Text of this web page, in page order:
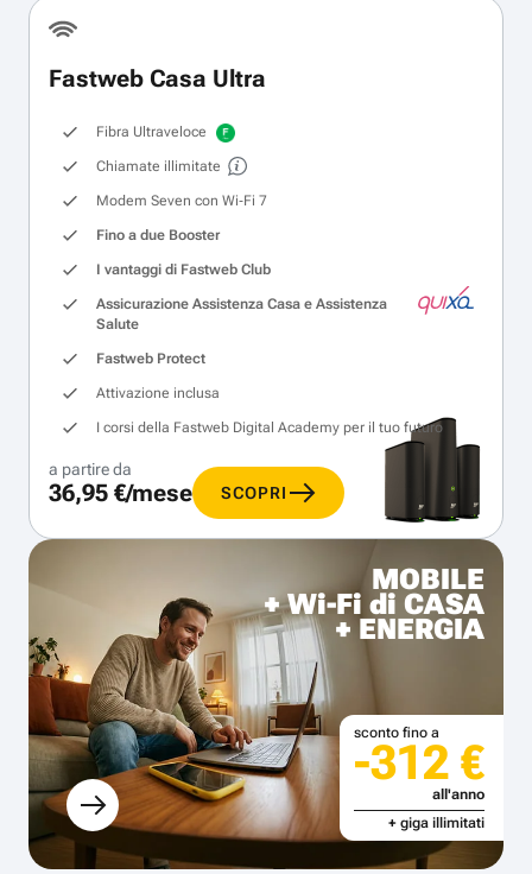
Fastweb Casa Ultra
Fibra Ultraveloce
Chiamate illimitate
Modem Seven con Wi‑Fi 7
Fino a due Booster
I vantaggi di Fastweb Club
Assicurazione Assistenza Casa e Assistenza
Salute
Fastweb Protect
Attivazione inclusa
I corsi della Fastweb Digital Academy per il tuo futuro
a partire da
36,95 €/mese SCOPRI
MOBILE
+ Wi-Fi di CASA
+ ENERGIA
sconto fino a
-312 €
all'anno
+ giga illimitati